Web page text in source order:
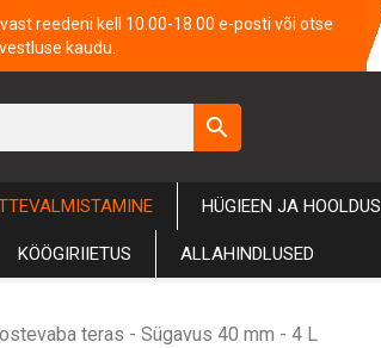
reedeni kell 10.00-18.00 e-posti või otse
kaudu.
search
HÜGIEEN JA HOOLDUS
KÖÖGIRIIETUS ALLAHINDLUSED
teras - Sügavus 40 mm - 4 L